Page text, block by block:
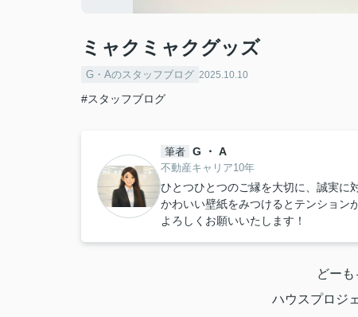
ミャクミャクグッズ
G・Aのスタッフブログ 2025.10.10
#スタッフブログ
筆者 G ・ A
不動産キャリア10年
ひとつひとつのご縁を大切に、誠実に
かわいい壁紙をみつけるとテンション
よろしくお願いいたします！
どーも
ハウスプロジ